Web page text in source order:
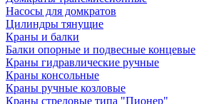
Насосы для домкратов
Цилиндры тянущие
Краны и балки
Балки опорные и подвесные концевые
Краны гидравлические ручные
Краны консольные
Краны ручные козловые
Краны стреловые типа "Пионер"